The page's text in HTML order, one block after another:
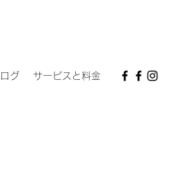
グ サービスと料金